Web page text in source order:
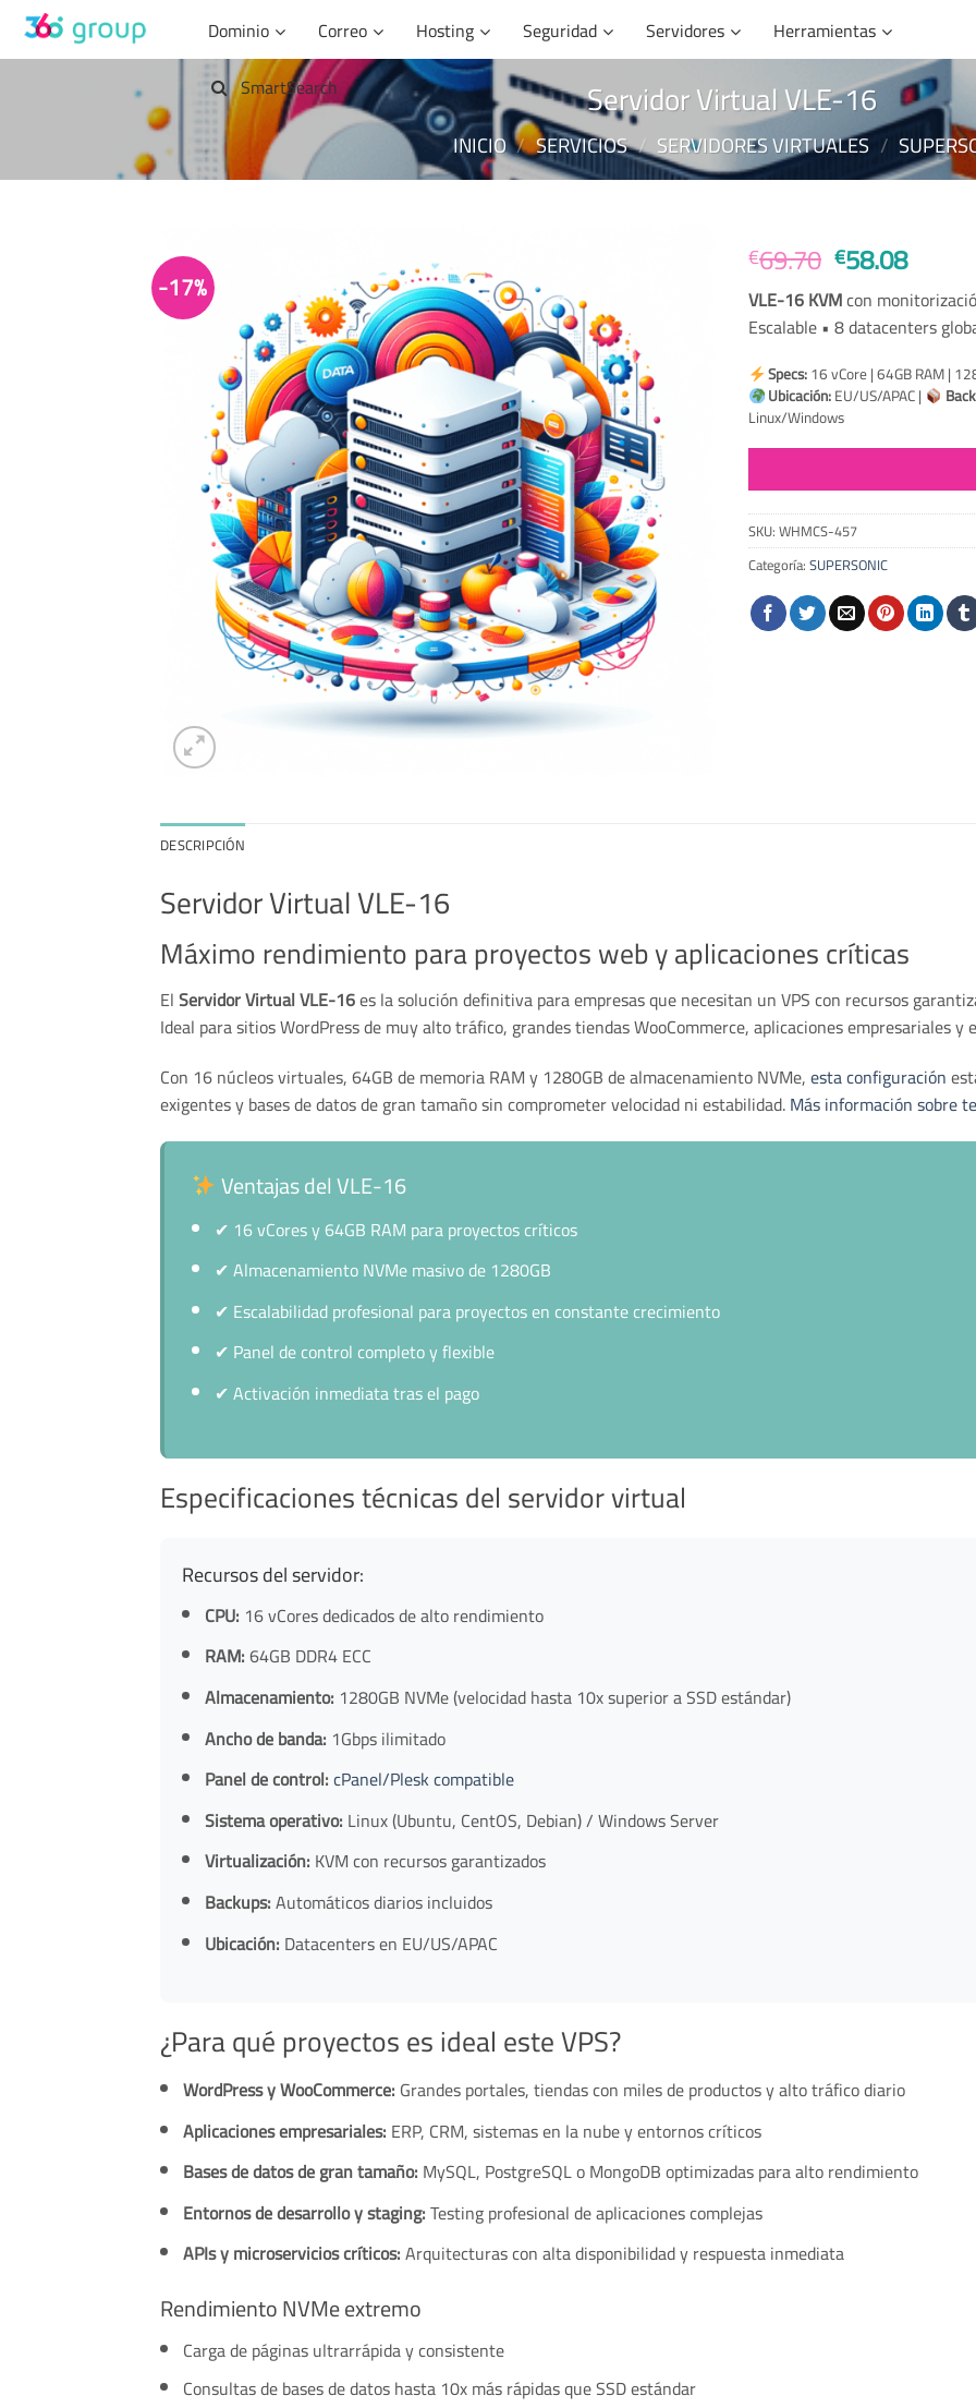
Saltar
contenido
Dominio Correo Hosting Seguridad Servidores
Herramientas
SmartSearch
Servidor Virtual VLE-16
INICIO / SERVICIOS / SERVIDORES VIRTUALES /
-17%
€69.70 El
precio
original
era:
€69.70.
€58.08El
precio
actual
es:
VLE-16 KVMcon
Escalable • 8 datacenters
Specs:16 vCore | 64GB RAM |
Ubicación:EU/US/APAC |
Linux/Windows
SKU:WHMCS-457
Categoría:SUPERSONIC
DESCRIPCIÓN
Servidor Virtual VLE-16
Máximo rendimiento para proyectos web y aplicaciones críticas
ElServidor Virtual VLE-16es la solución definitiva para empresas que necesitan un VPS con recursos
Ideal para sitios WordPress de muy alto tráfico, grandes tiendas WooCommerce, aplicaciones empresariales y
Con 16 núcleos virtuales, 64GB de memoria RAM y 1280GB de almacenamiento NVMe,esta configuración
exigentes y bases de datos de gran tamaño sin comprometer velocidad ni estabilidad.Más información sobre
Ventajas del VLE-16
✔ 16 vCores y 64GB RAM para proyectos críticos
✔Almacenamiento NVMe masivo de 1280GB
✔ Escalabilidad profesional para proyectos en constante crecimiento
✔ Panel de control completo y flexible
✔Activación inmediata tras el pago
Especificaciones técnicas del servidor virtual
Recursos del servidor:
CPU: 16 vCores dedicados de alto rendimiento
RAM:64GB DDR4 ECC
Almacenamiento: 1280GB NVMe (velocidad hasta 10x superior a SSD estándar)
Ancho de banda: 1Gbps ilimitado
Panel de control:cPanel/Plesk compatible
Sistema operativo: Linux (Ubuntu, CentOS, Debian) / Windows Server
Virtualización: KVM con recursos garantizados
Backups:Automáticos diarios incluidos
Ubicación: Datacenters en EU/US/APAC
¿Para qué proyectos es ideal este VPS?
WordPress y WooCommerce: Grandes portales, tiendas con miles de productos y alto tráfico diario
Aplicaciones empresariales: ERP, CRM, sistemas en la nube y entornos críticos
Bases de datos de gran tamaño: MySQL, PostgreSQL o MongoDB optimizadas para alto rendimiento
Entornos de desarrollo y staging:Testing profesional de aplicaciones complejas
APIs y microservicios críticos:Arquitecturas con alta disponibilidad y respuesta inmediata
Rendimiento NVMe extremo
Carga de páginas ultrarrápida y consistente
Consultas de bases de datos hasta 10x más rápidas que SSD estándar